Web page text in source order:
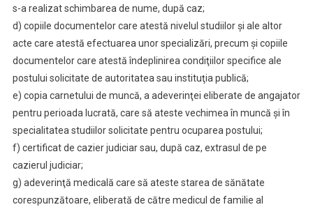
s-a realizat schimbarea de nume, după caz;
d) copiile documentelor care atestă nivelul studiilor şi ale altor
acte care atestă efectuarea unor specializări, precum şi copiile
documentelor care atestă îndeplinirea condiţiilor specifice ale
postului solicitate de autoritatea sau instituţia publică;
e) copia carnetului de muncă, a adeverinţei eliberate de angajator
pentru perioada lucrată, care să ateste vechimea în muncă şi în
specialitatea studiilor solicitate pentru ocuparea postului;
f) certificat de cazier judiciar sau, după caz, extrasul de pe
cazierul judiciar;
g) adeverinţă medicală care să ateste starea de sănătate
corespunzătoare, eliberată de către medicul de familie al